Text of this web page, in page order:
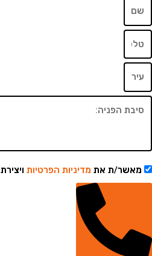
ת אתמדיניות הפרטיותויצירת קשר.